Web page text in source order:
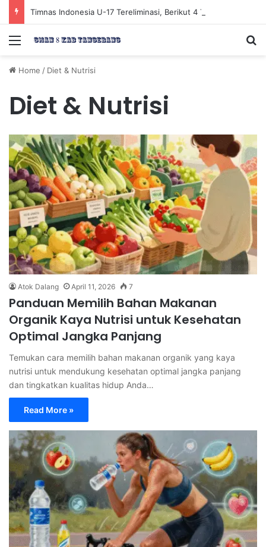
Menu
Home / Diet & Nutrisi
Diet & Nutrisi
Atok Dalang April 11, 2026 7
Panduan Memilih Bahan Makanan
Organik Kaya Nutrisi untuk Kesehatan
Optimal Jangka Panjang
Temukan cara memilih bahan makanan organik yang kaya
nutrisi untuk mendukung kesehatan optimal jangka panjang
dan tingkatkan kualitas hidup Anda…
Read More »